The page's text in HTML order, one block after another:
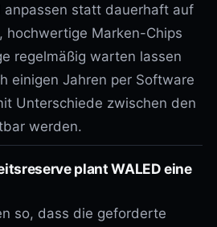
anpassen statt dauerhaft auf
hochwertige Marken-Chips
regelmäßig warten lassen
einigen Jahren per Software
Unterschiede zwischen den
werden.
plant WALED eine
so, dass die geforderte